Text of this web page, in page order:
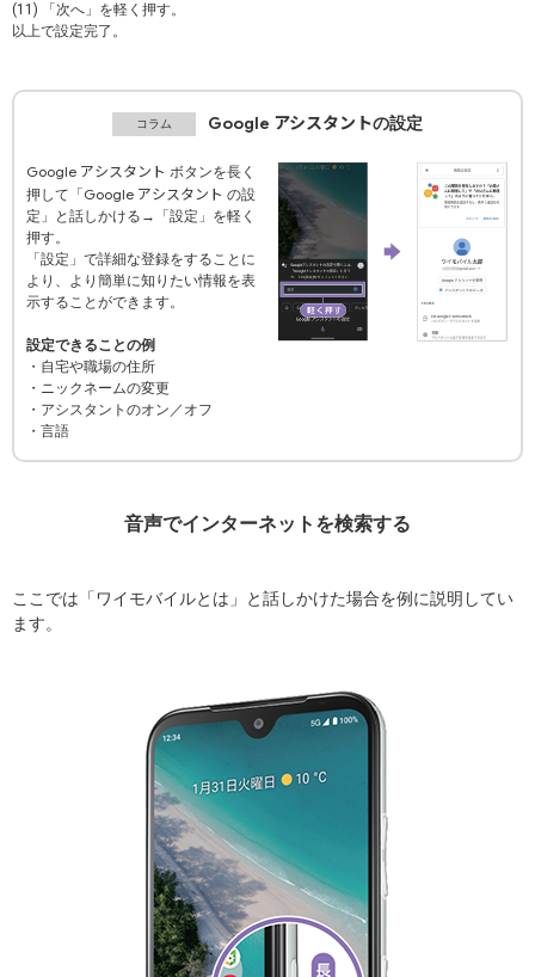
(11) 「次へ」を軽く押す。
以上で設定完了。
Google アシスタントの設定
Google アシスタント ボタンを長く
押して「 Google アシスタント の設
定」と話しかける→「設定」を軽く
押す。
「設定」で詳細な登録をすることに
より、より簡単に知りたい情報を表
示することができます。
設定できることの例
・自宅や職場の住所
・ニックネームの変更
・アシスタントのオン／オフ
・言語
音声でインターネットを検索する
ここでは「ワイモバイルとは」と話しかけた場合を例に説明してい
ます。